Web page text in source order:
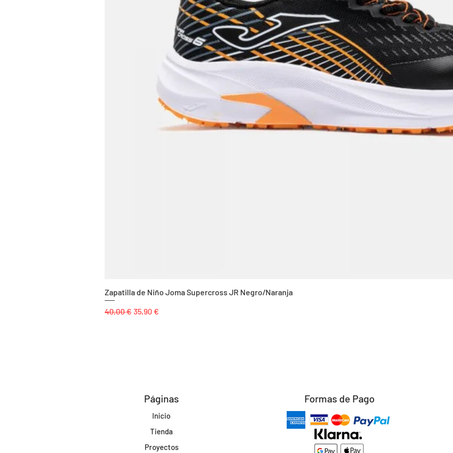
Zapatilla de Niño Joma Supercross JR Negro/Naranja
Precio
40,00 € Precio de oferta
35,90 €
Páginas
Inicio
Tienda
Proyectos
Formas de Pago